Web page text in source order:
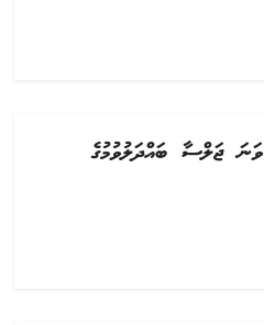
2025 ވަނަ އަހަރުގެ 44 ވަނަ ޖަލްސާ ބައްދަލުވުމުގެ